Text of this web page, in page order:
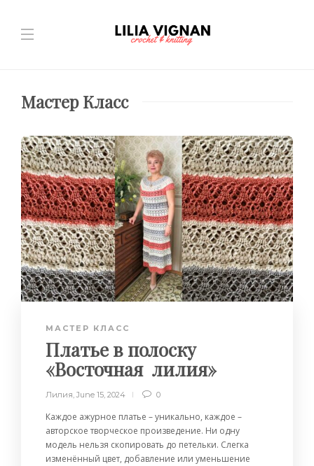
Мастер Класс
МАСТЕР КЛАСС
Платье в полоску
«Восточная лилия»
Лилия, June 15, 2024 0
Каждое ажурное платье – уникально, каждое –
авторское творческое произведение. Ни одну
модель нельзя скопировать до петельки. Слегка
изменённый цвет, добавление или уменьшение